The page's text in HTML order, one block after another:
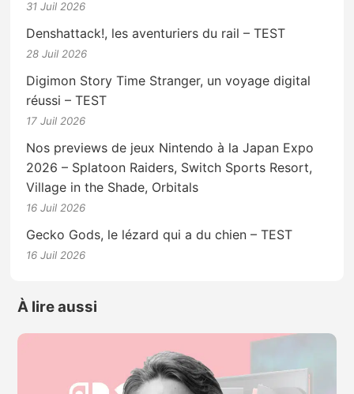
31 Juil 2026
Denshattack!, les aventuriers du rail – TEST
28 Juil 2026
Digimon Story Time Stranger, un voyage digital
réussi – TEST
17 Juil 2026
Nos previews de jeux Nintendo à la Japan Expo
2026 – Splatoon Raiders, Switch Sports Resort,
Village in the Shade, Orbitals
16 Juil 2026
Gecko Gods, le lézard qui a du chien – TEST
16 Juil 2026
À lire aussi